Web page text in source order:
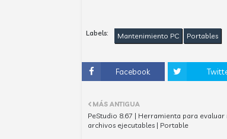
Labels: Mantenimiento PC Portables
Facebook
MÁS ANTIGUA
PeStudio 8.67 | Herramienta para
archivos ejecutables | Portable